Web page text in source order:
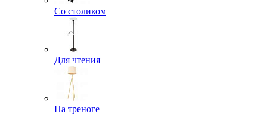
Со столиком
Для чтения
На треноге